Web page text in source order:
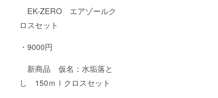
EK-ZERO エアゾールク
ロスセット
・9000円
新商品 仮名：水垢落と
し 150ｍｌクロスセット